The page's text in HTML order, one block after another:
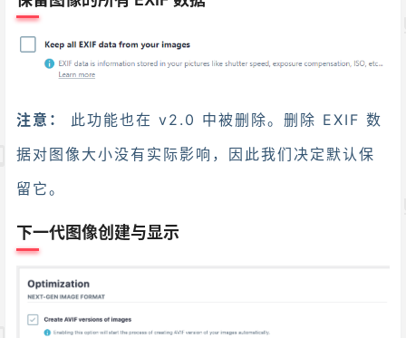
注意： 此功能也在 v2.0 中被删除。删除 EXIF 数
据对图像大小没有实际影响，因此我们决定默认保
留它。
下一代图像创建与显示